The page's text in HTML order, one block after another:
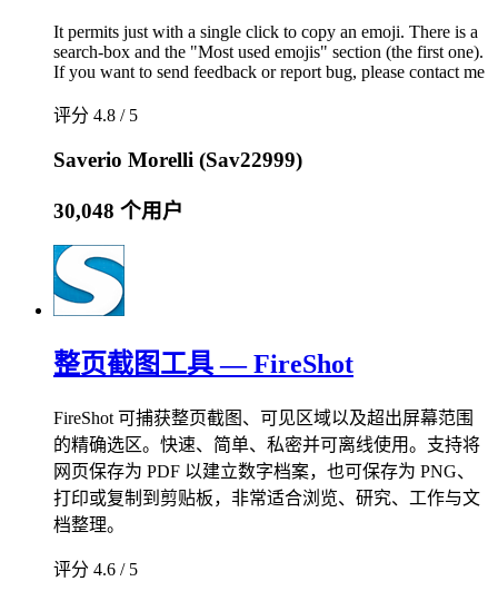
It permits just with a single click to copy an emoji. There is a
search-box and the "Most used emojis" section (the first one).
If you want to send feedback or report bug, please contact me
评分 4.8 / 5
Saverio Morelli (Sav22999)
30,048 个用户
整页截图工具 — FireShot
FireShot 可捕获整页截图、可见区域以及超出屏幕范围
的精确选区。快速、简单、私密并可离线使用。支持将
网页保存为 PDF 以建立数字档案，也可保存为 PNG、
打印或复制到剪贴板，非常适合浏览、研究、工作与文
档整理。
评分 4.6 / 5